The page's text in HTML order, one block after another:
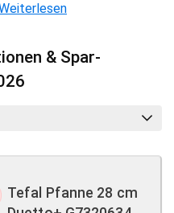
& Spar-
Tefal Pfanne 28 cm